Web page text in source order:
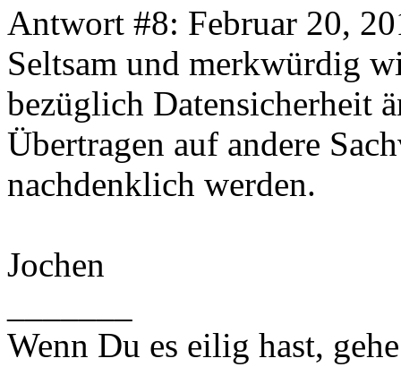
Antwort #8: Februar 20,
Seltsam und merkwürdig
bezüglich Datensicherheit
Übertragen auf andere
nachdenklich werden.
Jochen
Wenn Du es eilig hast,